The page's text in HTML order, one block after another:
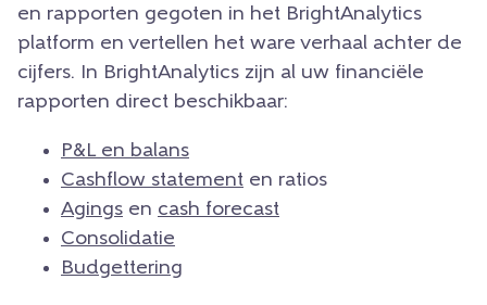
en rapporten gegoten in het BrightAnalytics
platform en vertellen het ware verhaal achter de
cijfers. In BrightAnalytics zijn al uw financiële
rapporten direct beschikbaar:
P&L en balans
Cashflow statement en ratios
Agings en cash forecast
Consolidatie
Budgettering